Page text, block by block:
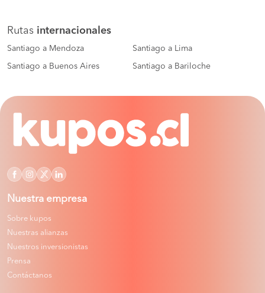
Rutas internacionales
Santiago a Mendoza Santiago a Lima
Santiago a Buenos Aires Santiago a Bariloche
Nuestra empresa
Sobre kupos
Nuestras alianzas
Nuestros inversionistas
Prensa
Contáctanos